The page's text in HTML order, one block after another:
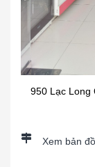
950 Lạc Long
Xem bản đồ